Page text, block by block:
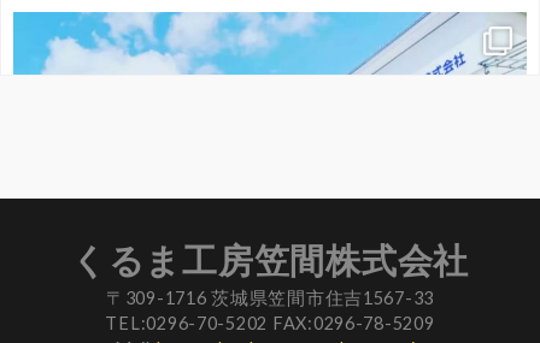
くるま工房笠間株式会社
〒309-1716 茨城県笠間市住吉1567-33
TEL:0296-70-5202 FAX:0296-78-5209